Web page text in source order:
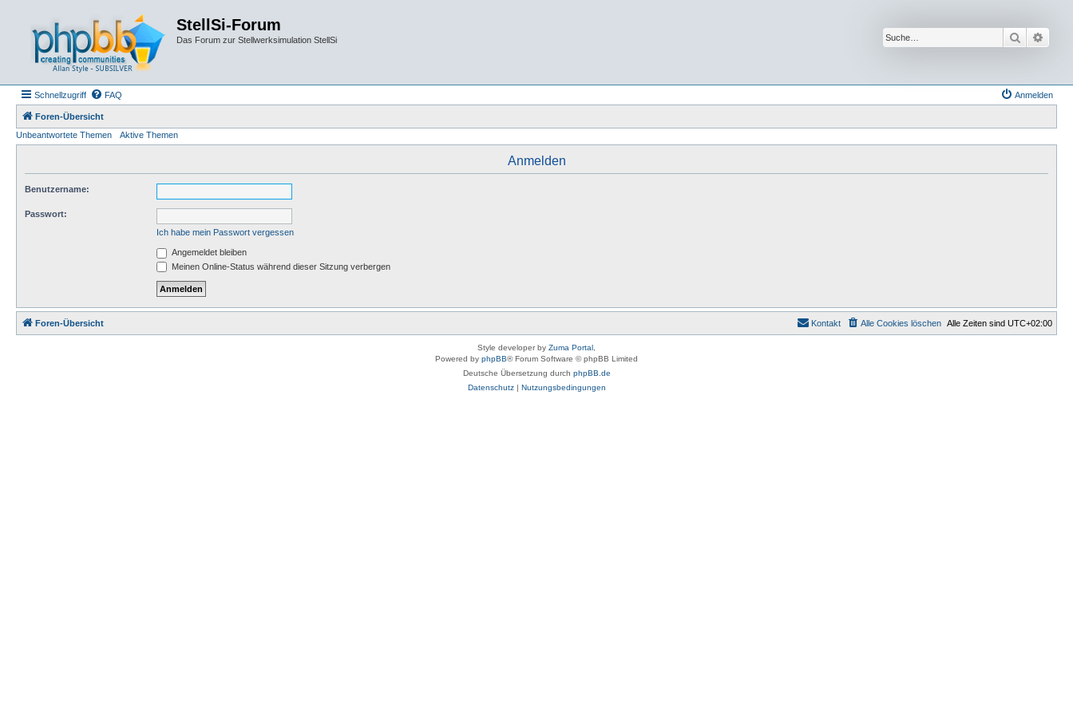
StellSi-Forum
Das Forum zur Stellwerksimulation StellSi Suche
Schnellzugriff FAQ Anmelden
Foren-Übersicht
Unbeantwortete Themen
Aktive Themen
Anmelden
Benutzername:
Passwort:
Ich habe mein Passwort vergessen
Angemeldet bleiben
Meinen Online-Status während dieser Sitzung verbergen
Foren-Übersicht Alle Zeiten sind UTC+02:00
Alle Cookies löschen
Kontakt
Style developer by Zuma Portal,
Powered by phpBB® Forum Software © phpBB Limited
Deutsche Übersetzung durch phpBB.de
Datenschutz| Nutzungsbedingungen